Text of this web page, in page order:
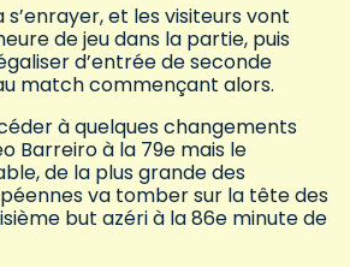
s’enrayer, et les visiteurs vont
de jeu dans la partie, puis
d’entrée de seconde
match commençant alors.
à quelques changements
Barreiro à la 79e mais le
de la plus grande des
va tomber sur la tête des
but azéri à la 86e minute de